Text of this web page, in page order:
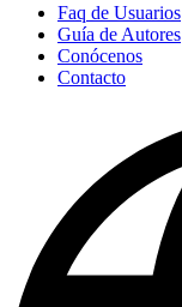
Faq de Usuarios
Guía de Autores
Conócenos
Contacto